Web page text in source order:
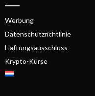
Werbung
Datenschutzrichtlinie
Haftungsausschluss
Krypto-Kurse